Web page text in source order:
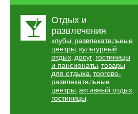
Отдых и
развлечения
клубы, развлекательные
центры, культурный
отдых, досуг, гостиницы
и пансионаты, товары
для отдыха, торгово-
развлекательные
центры, активный отдых,
гостиницы,